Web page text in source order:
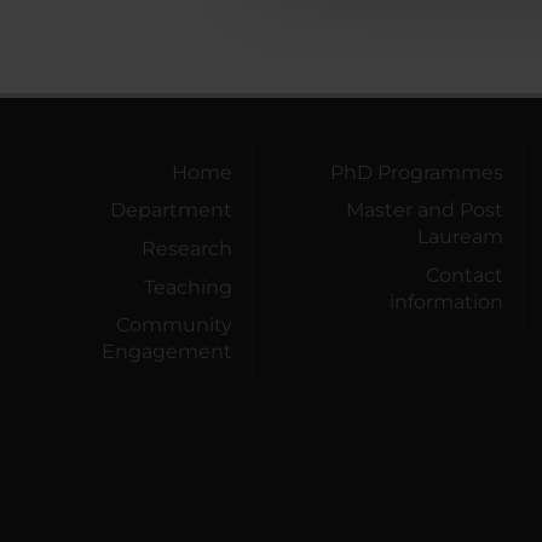
Home
Department
Research
Teaching
Community
Engagement
PhD Programmes
Master and Post
Lauream
Contact
information